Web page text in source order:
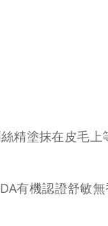
精塗抹在皮毛上
有機認證舒敏